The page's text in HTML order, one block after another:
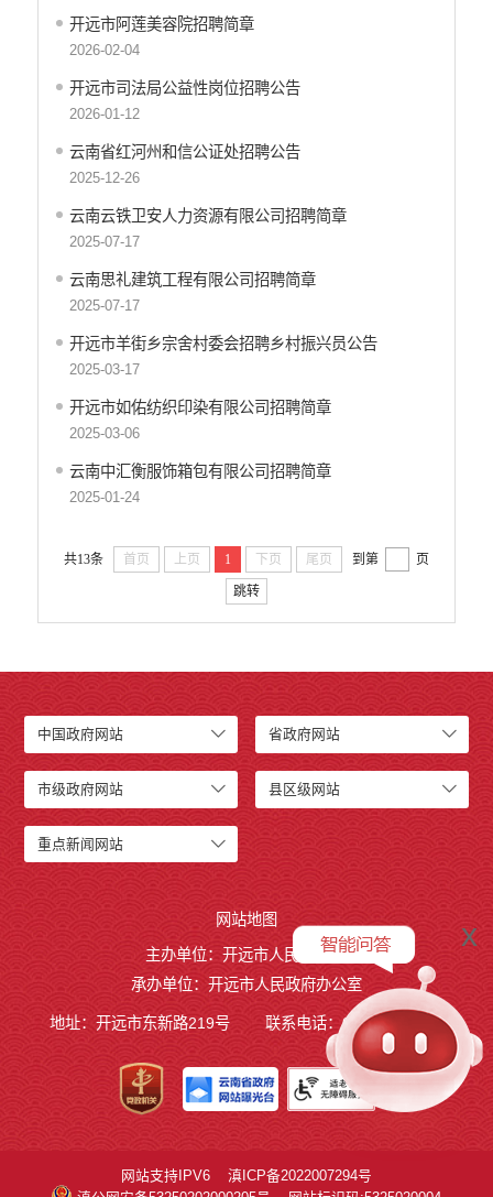
涉农补贴
社会救助信息
规划计划
重大决策预公开
食品药品监管
义务教育
政府集中采购
环保督察
行政许可
乡村振兴工作信息公开
开远市阿莲美容院招聘简章
2026-02-04
开远市司法局公益性岗位招聘公告
2026-01-12
云南省红河州和信公证处招聘公告
2025-12-26
云南云铁卫安人力资源有限公司招聘简章
2025-07-17
云南思礼建筑工程有限公司招聘简章
2025-07-17
开远市羊街乡宗舍村委会招聘乡村振兴员公告
2025-03-17
开远市如佑纺织印染有限公司招聘简章
2025-03-06
云南中汇衡服饰箱包有限公司招聘简章
2025-01-24
共13条 首页 上页 1 下页 尾页 到第 页
跳转
中国政府网站 省政府网站
市级政府网站 县区级网站
重点新闻网站
网站地图
主办单位：开远市人民政府
承办单位：开远市人民政府办公室
地址：开远市东新路219号 联系电话：0873-7236877
网站支持IPV6
滇ICP备2022007294号
x